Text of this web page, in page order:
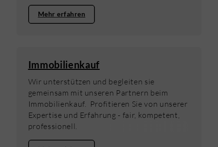
Mehr erfahren
Immobilienkauf
Wir unterstützen und begleiten sie
gemeinsam mit unseren Partnern beim
Immobilienkauf. Profitieren Sie von unserer
Expertise und Erfahrung - fair, kompetent,
professionell.